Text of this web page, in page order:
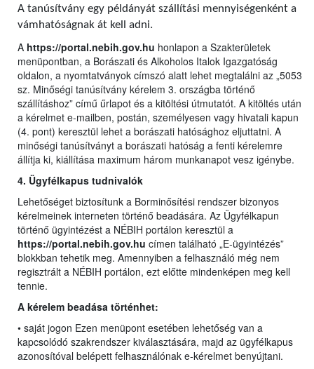
A tanúsítvány egy példányát szállítási mennyiségenként a
vámhatóságnak át kell adni.
A https://portal.nebih.gov.hu honlapon a Szakterületek
menüpontban, a Borászati és Alkoholos Italok Igazgatóság
oldalon, a nyomtatványok címszó alatt lehet megtalálni az „5053
sz. Minőségi tanúsítvány kérelem 3. országba történő
szállításhoz” című űrlapot és a kitöltési útmutatót. A kitöltés után
a kérelmet e-mailben, postán, személyesen vagy hivatali kapun
(4. pont) keresztül lehet a borászati hatósághoz eljuttatni. A
minőségi tanúsítványt a borászati hatóság a fenti kérelemre
állítja ki, kiállítása maximum három munkanapot vesz igénybe.
4. Ügyfélkapus tudnivalók
Lehetőséget biztosítunk a Borminősítési rendszer bizonyos
kérelmeinek interneten történő beadására. Az Ügyfélkapun
történő ügyintézést a NÉBIH portálon keresztül a
https://portal.nebih.gov.hu címen található „E-ügyintézés”
blokkban tehetik meg. Amennyiben a felhasználó még nem
regisztrált a NÉBIH portálon, ezt előtte mindenképen meg kell
tennie.
A kérelem beadása történhet:
• saját jogon Ezen menüpont esetében lehetőség van a
kapcsolódó szakrendszer kiválasztására, majd az ügyfélkapus
azonosítóval belépett felhasználónak e-kérelmet benyújtani.